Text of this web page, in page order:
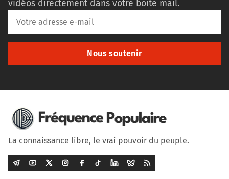
vidéos directement dans votre boîte mail.
Nous soutenir
La connaissance libre, le vrai pouvoir du peuple.